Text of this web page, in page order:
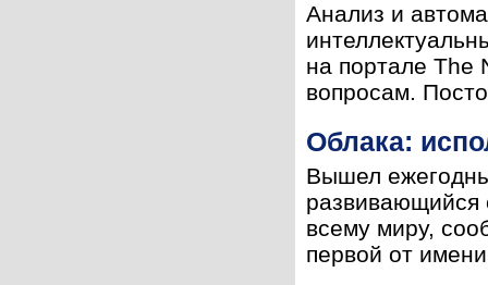
Анализ и
на портале The
вопросам.
Облака:
Вышел
развивающийся
всему миру,
первой от